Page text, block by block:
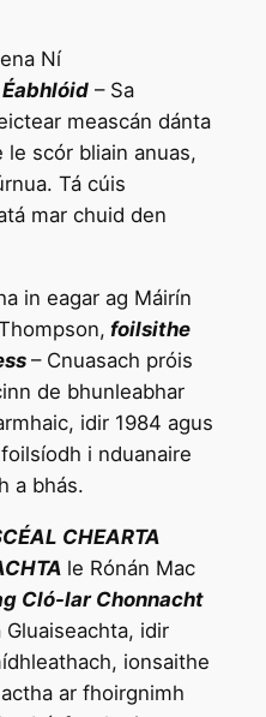
Ní
– Sa
meascán dánta
scór bliain anuas,
Tá cúis
mar chuid den
in eagar ag Máirín
foilsithe
– Cnuasach próis
de bhunleabhar
idir 1984 agus
i nduanaire
a bhás.
CHEARTA
le Rónán Mac
Cló-Iar Chonnacht
idir
ionsaithe
ar fhoirgnimh